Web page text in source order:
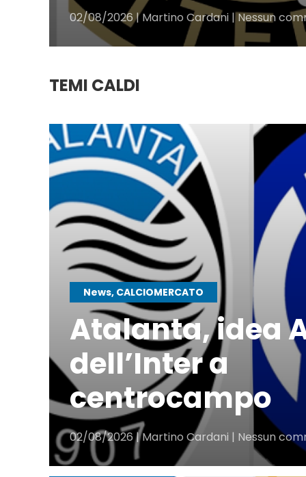
02/08/2026 | Martino Cardani | Nessun
TEMI CALDI
News, CALCIOMERCATO
Atalanta, idea
dell’Inter a
centrocampo
02/08/2026 | Martino Cardani | Nessun